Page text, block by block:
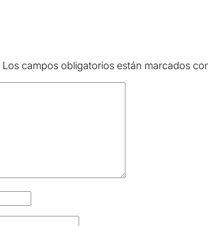
Los campos obligatorios están marcados